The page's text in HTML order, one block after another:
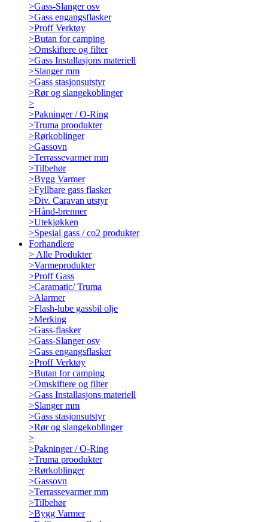
>Gass-Slanger osv
>Gass engangsflasker
>Proff Verktøy
>Butan for camping
>Omskiftere og filter
>Gass Installasjons materiell
>Slanger mm
>Gass stasjonsutstyr
>Rør og slangekoblinger
>
>Pakninger / O-Ring
>Truma proodukter
>Rørkoblinger
>Gassovn
>Terrassevarmer mm
>Tilbehør
>Bygg Varmer
>Fyllbare gass flasker
>Div. Caravan utstyr
>Hånd-brenner
>Utekjøkken
>Spesial gass / co2 produkter
Forhandlere
> Alle Produkter
>Varmeprodukter
>Proff Gass
>Caramatic/ Truma
>Alarmer
>Flash-lube gassbil olje
>Merking
>Gass-flasker
>Gass-Slanger osv
>Gass engangsflasker
>Proff Verktøy
>Butan for camping
>Omskiftere og filter
>Gass Installasjons materiell
>Slanger mm
>Gass stasjonsutstyr
>Rør og slangekoblinger
>
>Pakninger / O-Ring
>Truma proodukter
>Rørkoblinger
>Gassovn
>Terrassevarmer mm
>Tilbehør
>Bygg Varmer